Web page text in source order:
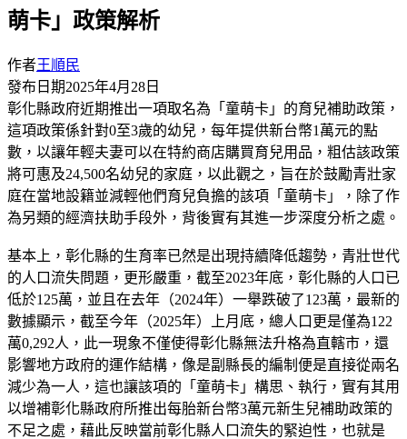
萌卡」政策解析
作者王順民
發布日期2025年4月28日
彰化縣政府近期推出一項取名為「童萌卡」的育兒補助政策，
這項政策係針對0至3歲的幼兒，每年提供新台幣1萬元的點
數，以讓年輕夫妻可以在特約商店購買育兒用品，粗估該政策
將可惠及24,500名幼兒的家庭，以此觀之，旨在於鼓勵青壯家
庭在當地設籍並減輕他們育兒負擔的該項「童萌卡」，除了作
為另類的經濟扶助手段外，背後實有其進一步深度分析之處。
基本上，彰化縣的生育率已然是出現持續降低趨勢，青壯世代
的人口流失問題，更形嚴重，截至2023年底，彰化縣的人口已
低於125萬，並且在去年（2024年）一舉跌破了123萬，最新的
數據顯示，截至今年（2025年）上月底，總人口更是僅為122
萬0,292人，此一現象不僅使得彰化縣無法升格為直轄市，還
影響地方政府的運作結構，像是副縣長的編制便是直接從兩名
減少為一人，這也讓該項的「童萌卡」構思、執行，實有其用
以增補彰化縣政府所推出每胎新台幣3萬元新生兒補助政策的
不足之處，藉此反映當前彰化縣人口流失的緊迫性，也就是